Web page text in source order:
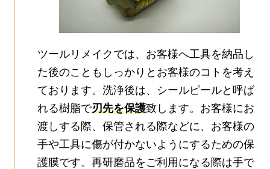
ツールリメイクでは、お客様へ工具を納品し
た後のこともしっかりとお客様のコトを考え
ております。洗浄後は、シールピールと呼ば
れる樹脂で刃先を保護致します。お客様にお
渡しする際、保管される際などに、お客様の
手や工具に傷が付かないようにするための保
護膜です。再研磨品をご利用になる際は手で